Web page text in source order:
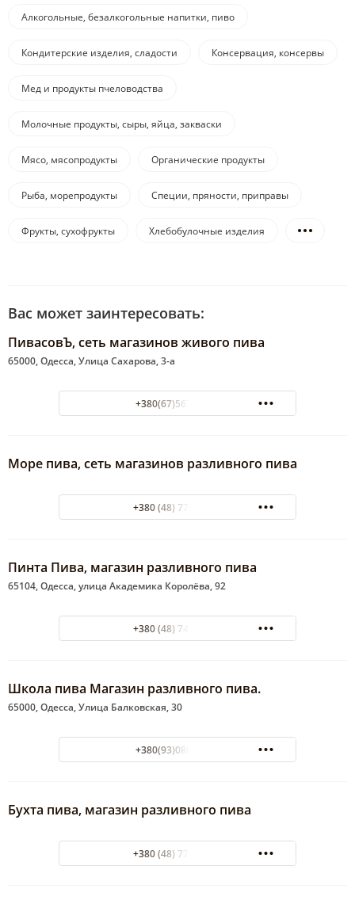
Алкогольные, безалкогольные напитки, пиво
Кондитерские изделия, сладости Консервация, консервы
Мед и продукты пчеловодства
Молочные продукты, сыры, яйца, закваски
Мясо, мясопродукты Органические продукты
Рыба, морепродукты Специи, пряности, приправы
Фрукты, сухофрукты Хлебобулочные изделия
Вас может заинтересовать:
ПивасовЪ, сеть магазинов живого пива
65000, Одесса, Улица Сахарова, 3-а
+380(67)567-77-24
Море пива, сеть магазинов разливного пива
+380 (48) 771-59-31
Пинта Пива, магазин разливного пива
65104, Одесса, улица Академика Королёва, 92
+380 (48) 746-12-07
Школа пива Магазин разливного пива.
65000, Одесса, Улица Балковская, 30
+380(93)080-14-04
Бухта пива, магазин разливного пива
+380 (48) 772-32-09